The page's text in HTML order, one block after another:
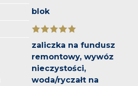
blok
zaliczka na fundusz
remontowy, wywóz
nieczystości,
woda/ryczałt na